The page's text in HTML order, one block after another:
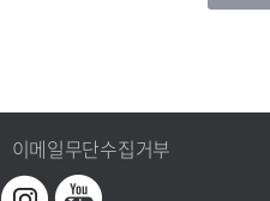
이메일무단수집거부